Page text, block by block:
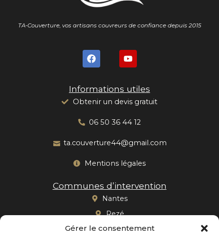
Gérer le consentement
TA-Couverture, vos artisans couvreurs de confiance depuis 2015
F
a
b
o
o
Y
o
u
b
e
Informations utiles
Obtenir un devis gratuit
06 50 36 44 12
ta.couverture44@gmail.com
Mentions légales
Communes d’intervention
Nantes
Rezé
Saint-Herblain